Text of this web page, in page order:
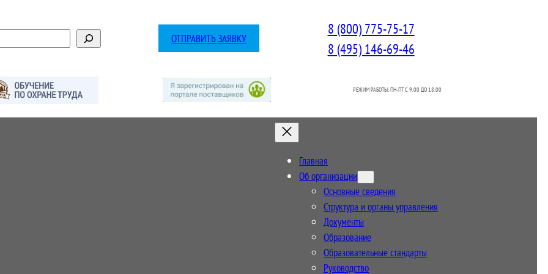
ОТПРАВИТЬ ЗАЯВКУ
8 (800) 775-75-17
8 (495) 146-69-46
РЕЖИМ РАБОТЫ: ПН-ПТ C 9.00 ДО 18.00
Главная
Об организации
Основные сведения
Структура и органы управления
Документы
Образование
Образовательные стандарты
Руководство